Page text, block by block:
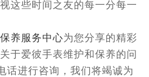
这些时间之友的每一分每一
保养服务中心为您分享的精彩
于爱彼手表维护和保养的问
话进行咨询，我们将竭诚为